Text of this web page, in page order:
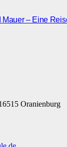
– Eine
Oranienburg